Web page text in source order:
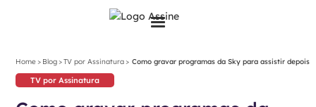
Home> Blog>TV por Assinatura> Como gravar programas da Sky para assistir depois
TV por Assinatura